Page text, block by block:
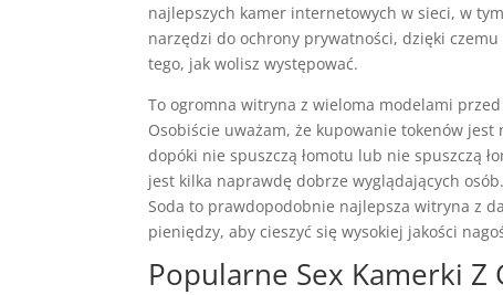
najlepszych kamer internetowych w sieci, w
narzędzi do ochrony prywatności, dzięki
tego, jak wolisz występować.
To ogromna witryna z wieloma modelami
Osobiście uważam, że kupowanie tokenów
dopóki nie spuszczą łomotu lub nie spuszczą
jest kilka naprawdę dobrze wyglądających
Soda to prawdopodobnie najlepsza witryna z
pieniędzy, aby cieszyć się wysokiej jakości
Popularne Sex Kamerki Z